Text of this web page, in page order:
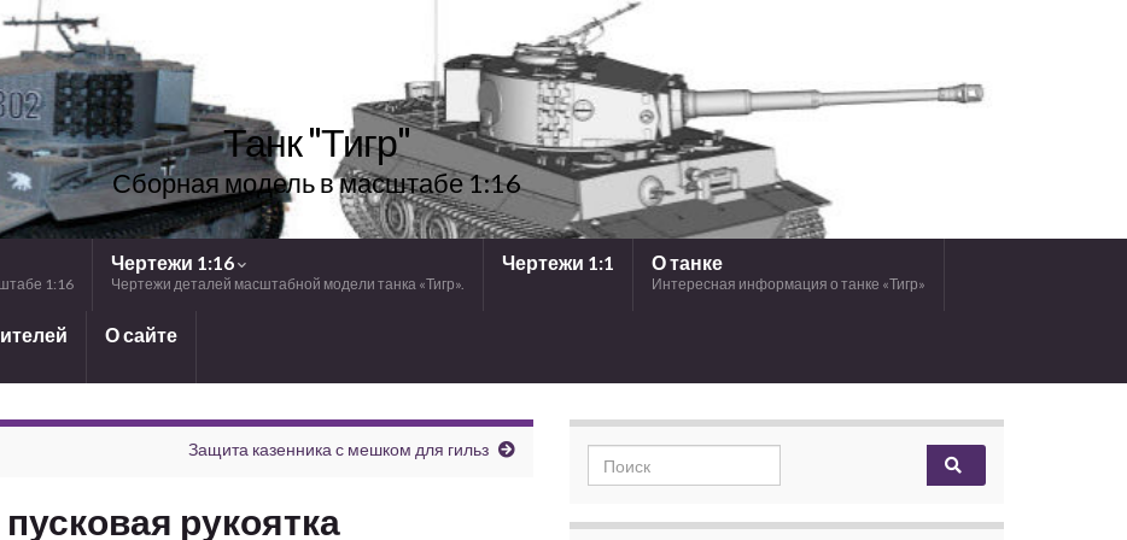
Танк "Тигр"
Сборная модель в масштабе 1:16
1:16
Чертежи 1:16
Чертежи деталей масштабной модели танка «Тигр».
Чертежи 1:1 О танке
Интересная информация о танке «Тигр»
О сайте
Защита казенника с мешком для гильз
рукоятка
Search for: